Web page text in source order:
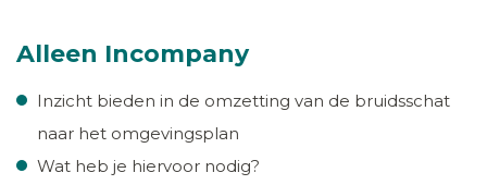
Alleen Incompany
Inzicht bieden in de omzetting van de bruidsschat
naar het omgevingsplan
Wat heb je hiervoor nodig?